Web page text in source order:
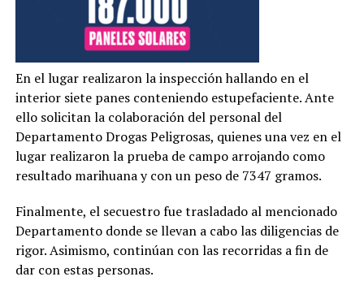
En el lugar realizaron la inspección hallando en el
interior siete panes conteniendo estupefaciente. Ante
ello solicitan la colaboración del personal del
Departamento Drogas Peligrosas, quienes una vez en el
lugar realizaron la prueba de campo arrojando como
resultado marihuana y con un peso de 7347 gramos.
Finalmente, el secuestro fue trasladado al mencionado
Departamento donde se llevan a cabo las diligencias de
rigor. Asimismo, continúan con las recorridas a fin de
dar con estas personas.